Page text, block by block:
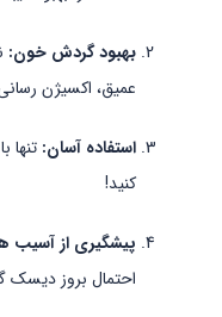
بهبود گردش خون:
عمیق، اکسیژن
استفاده آسان: تنها
کنید!
پیشگیری از آسیب
احتمال بروز دیسک